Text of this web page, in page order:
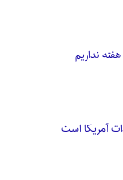
نداریم
آمریکا است